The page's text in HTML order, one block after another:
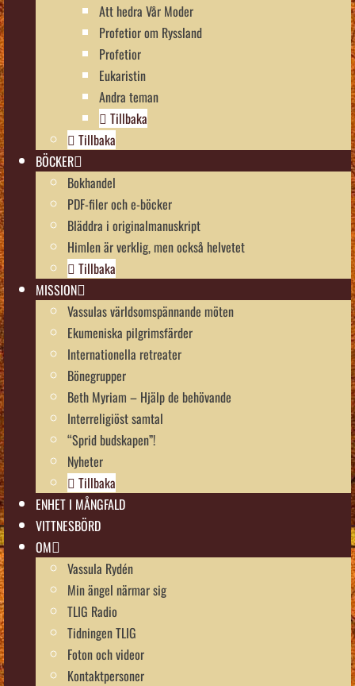
Att hedra Vår Moder
Profetior om Ryssland
Profetior
Eukaristin
Andra teman
Tillbaka
Tillbaka
BÖCKER
Bokhandel
PDF-filer och e-böcker
Bläddra i originalmanuskript
Himlen är verklig, men också helvetet
Tillbaka
MISSION
Vassulas världsomspännande möten
Ekumeniska pilgrimsfärder
Internationella retreater
Bönegrupper
Beth Myriam – Hjälp de behövande
Interreligiöst samtal
“Sprid budskapen”!
Nyheter
Tillbaka
ENHET I MÅNGFALD
VITTNESBÖRD
OM
Vassula Rydén
Min ängel närmar sig
TLIG Radio
Tidningen TLIG
Foton och videor
Kontaktpersoner